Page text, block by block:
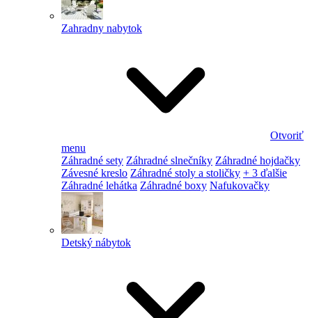
Zahradny nabytok
Otvoriť
menu
Záhradné sety Záhradné slnečníky Záhradné hojdačky
Závesné kreslo Záhradné stoly a stoličky + 3 ďalšie
Záhradné lehátka Záhradné boxy Nafukovačky
Detský nábytok